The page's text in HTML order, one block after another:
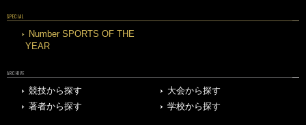
SPECIAL
Number SPORTS OF THE
YEAR
ARCHIVE
競技から探す
大会から探す
著者から探す
学校から探す